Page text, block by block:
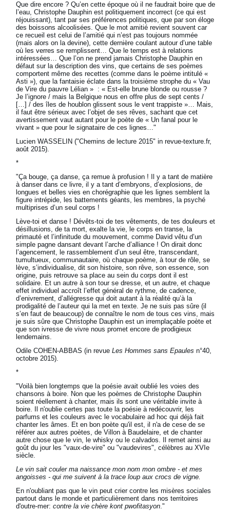
Que dire encore ? Qu’en cette époque où il ne faudrait boire que de
l’eau, Christophe Dauphin est politiquement incorrect (ce qui est
réjouissant), tant par ses préférences politiques, que par son éloge
des boissons alcoolisées. Que le mot amitié revient souvent car
ce recueil est celui de l’amitié qui n’est pas toujours nommée
(mais alors on la devine), cette dernière coulant autour d’une table
où les verres se remplissent… Que le temps est à relations
intéressées… Que l’on ne prend jamais Christophe Dauphin en
défaut sur la description des vins, que certains de ses poèmes
comportent même des recettes (comme dans le poème intitulé «
Asti »), que la fantaisie éclate dans la troisième strophe du « Vau
de Vire du pauvre Lélian » : « Est-elle brune blonde ou rousse ?
Je l’ignore / mais la Belgique nous en offre plus de sept cents /
[…] / des îles de houblon glissent sous le vent trappiste »… Mais,
il faut être sérieux avec l’objet de ses rêves, sachant que cet
avertissement vaut autant pour le poète de « Un fanal pour le
vivant » que pour le signataire de ces lignes…"
Lucien WASSELIN ("Chemins de lecture 2015" in revue-texture.fr,
août 2015).
*
"Ça bouge, ça danse, ça remue à profusion ! Il y a tant de matière
à danser dans ce livre, il y a tant d’embryons, d’explosions, de
longues et belles vies en chorégraphie que les lignes semblent la
figure intrépide, les battements géants, les membres, la psyché
multiprises d’un seul corps !
Lève-toi et danse ! Dévêts-toi de tes vêtements, de tes douleurs et
désillusions, de ta mort, exalte la vie, le corps en transe, la
primauté et l’infinitude du mouvement, comme David vêtu d’un
simple pagne dansant devant l’arche d’alliance ! On dirait donc
l’agencement, le rassemblement d’un seul être, transcendant,
tumultueux, communautaire, où chaque poème, à tour de rôle, se
lève, s’individualise, dit son histoire, son rêve, son essence, son
origine, puis retrouve sa place au sein du corps dont il est
solidaire. Et un autre à son tour se dresse, et un autre, et chaque
effet individuel accroît l’effet général de rythme, de cadence,
d’enivrement, d’allégresse qui doit autant à la réalité qu’à la
prodigalité de l’auteur qui la met en texte. Je ne suis pas sûre (il
s’en faut de beaucoup) de connaître le nom de tous ces vins, mais
je suis sûre que Christophe Dauphin est un irremplaçable poète et
que son ivresse de vivre nous promet encore de prodigieux
lendemains.
Odile COHEN-ABBAS (in revueLes Hommes sans Epaules n°40,
octobre 2015).
*
"Voilà bien longtemps que la poésie avait oublié les voies des
chansons à boire. Non que les poèmes de Christophe Dauphin
soient réellement à chanter, mais ils sont une véritable invite à
boire. Il n'oublie certes pas toute la poésie à redécouvrir, les
parfums et les couleurs avec le vocabulaire ad hoc qui déjà fait
chanter les âmes. Et en bon poète qu'il est, il n'a de cese de se
référer aux autres poètes, de Villon à Baudelaire, et de chanter
autre chose que le vin, le whisky ou le calvados. Il remet ainsi au
goût du jour les "vaux-de-vire" ou "vaudevires", célèbres au XVIe
siècle.
Le vin sait couler ma naissance mon nom mon ombre - et mes
angoisses - qui me suivent à la trace loup aux crocs de vigne.
En n'oubliant pas que le vin peut crier contre les misères sociales
partout dans le monde et particulièrement dans nos territoires
d'outre-mer:contre la vie chère kont pwofitasyon."